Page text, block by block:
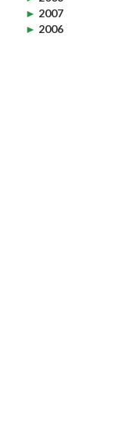
► 2007
► 2006